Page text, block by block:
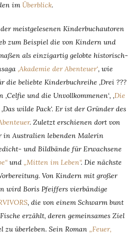
im Überblick.
meistgelesenen Kinderbuchautoren
zum Beispiel die von Kindern und
als einzigartig gelobte historisch-
‚Akademie der Abenteuer‘, wie
die beliebte Kinderbuchreihe ‚Drei ???
‚Celfie und die Unvollkommenen‘, ‚Die
wilde Pack‘. Er ist der Gründer des
. Zuletzt erschienen dort von
in Australien lebenden Malerin
und Bildbände für Erwachsene
und „Mitten im Leben“. Die nächste
Von Kindern mit großer
wird Boris Pfeiffers vierbändige
, die von einem Schwarm bunt
erzählt, deren gemeinsames Ziel
zu überleben. Sein Roman „Feuer,